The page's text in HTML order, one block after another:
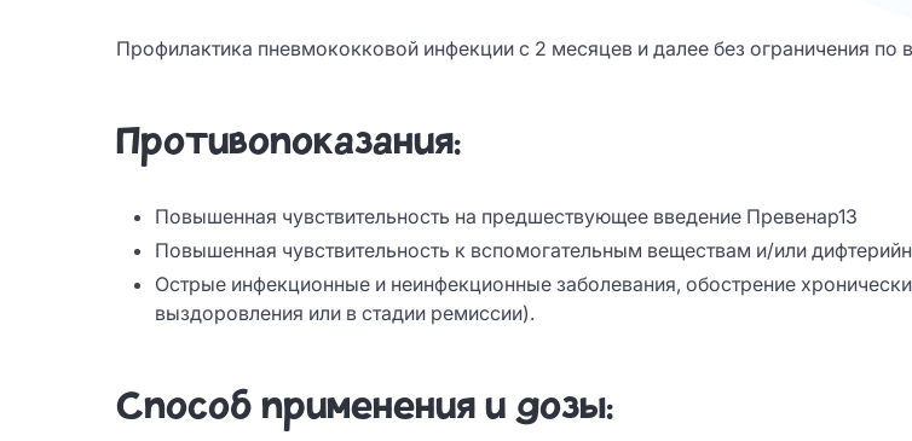
Профилактика пневмококковой инфекции с 2 месяцев и далее без ограничения по
Противопоказания:
Повышенная чувствительность на предшествующее введение Превенар13
Повышенная чувствительность к вспомогательным веществам и/или
Острые инфекционные и неинфекционные заболевания, обострение
выздоровления или в стадии ремиссии).
Способ применения и дозы: